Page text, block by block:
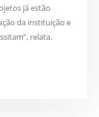
já estão
da instituição e
relata.